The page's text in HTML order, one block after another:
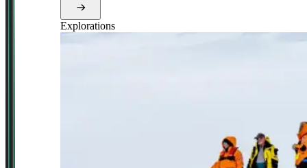
Explorations